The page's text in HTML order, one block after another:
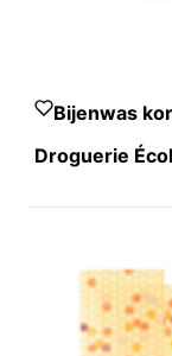
Bijenwas
Droguerie